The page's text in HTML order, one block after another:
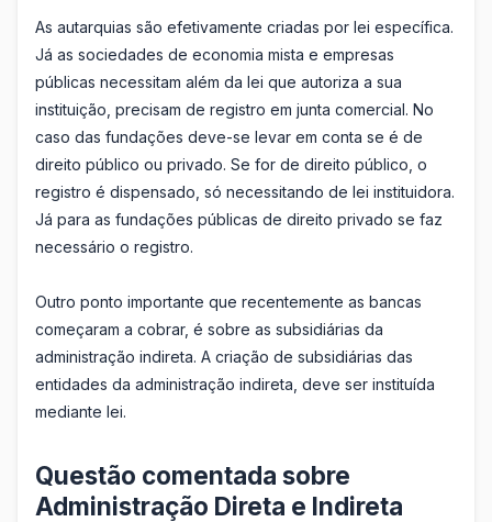
As autarquias são efetivamente criadas por lei específica.
Já as sociedades de economia mista e empresas
públicas necessitam além da lei que autoriza a sua
instituição, precisam de registro em junta comercial. No
caso das fundações deve-se levar em conta se é de
direito público ou privado. Se for de direito público, o
registro é dispensado, só necessitando de lei instituidora.
Já para as fundações públicas de direito privado se faz
necessário o registro.
Outro ponto importante que recentemente as bancas
começaram a cobrar, é sobre as subsidiárias da
administração indireta. A criação de subsidiárias das
entidades da administração indireta, deve ser instituída
mediante lei.
Questão comentada sobre
Administração Direta e Indireta